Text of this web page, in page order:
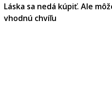
Láska sa nedá kúpiť. Ale
vhodnú chvíľu